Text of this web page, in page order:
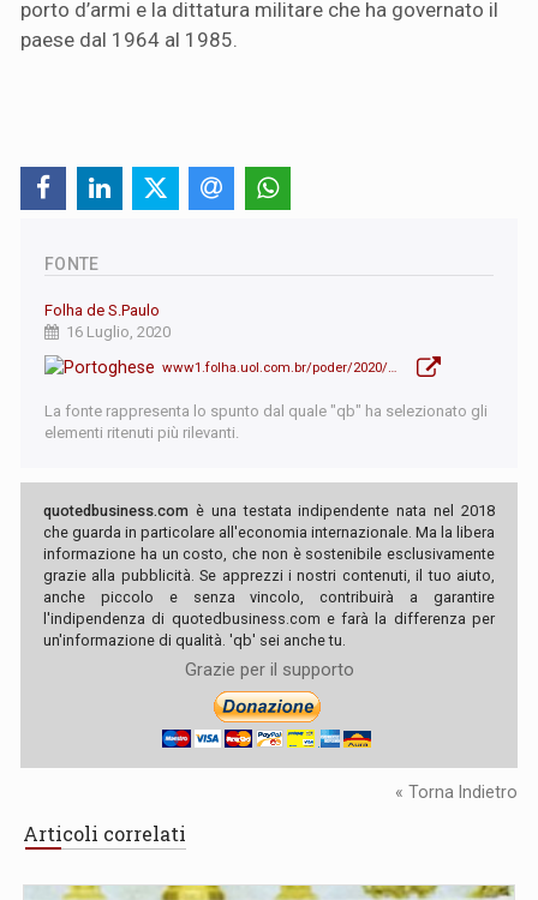
porto d’armi e la dittatura militare che ha governato il
paese dal 1964 al 1985.
FONTE
Folha de S.Paulo
16 Luglio, 2020
www1.folha.uol.com.br/poder/2020/07/bolsonaro-age-para-conter-crise-e-ouve-alerta-de-gilmar-sobre-tribunal-internacional.shtml
La fonte rappresenta lo spunto dal quale "qb" ha selezionato gli
elementi ritenuti più rilevanti.
quotedbusiness.com è una testata indipendente nata nel 2018
che guarda in particolare all'economia internazionale. Ma la libera
informazione ha un costo, che non è sostenibile esclusivamente
grazie alla pubblicità. Se apprezzi i nostri contenuti, il tuo aiuto,
anche piccolo e senza vincolo, contribuirà a garantire
l'indipendenza di quotedbusiness.com e farà la differenza per
un'informazione di qualità. 'qb' sei anche tu.
Grazie per il supporto
« Torna Indietro
Articoli correlati